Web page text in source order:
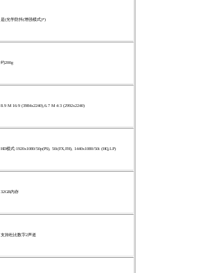
是(光学防抖(增强模式)*)
约200g
8.9 M 16:9 (3984x2240),6.7 M 4:3 (2992x2240)
HD模式:1920x1080/50p(PS), 50i(FX,FH), 1440x1080/50i (HQ,LP)
32GB内存
支持杜比数字2声道